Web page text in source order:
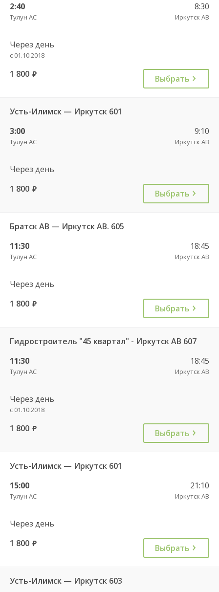
2:40
Тулун АС
8:30
Иркутск АВ
Через день
с 01.10.2018
1 800 руб. Выбрать
Усть-Илимск — Иркутск 601
3:00
Тулун АС
9:10
Иркутск АВ
Через день
1 800 руб. Выбрать
Братск АВ — Иркутск АВ. 605
11:30
Тулун АС
18:45
Иркутск АВ
Через день
1 800 руб. Выбрать
Гидростроитель "45 квартал" - Иркутск АВ 607
11:30
Тулун АС
18:45
Иркутск АВ
Через день
с 01.10.2018
1 800 руб. Выбрать
Усть-Илимск — Иркутск 601
15:00
Тулун АС
21:10
Иркутск АВ
Через день
1 800 руб. Выбрать
Усть-Илимск — Иркутск 603